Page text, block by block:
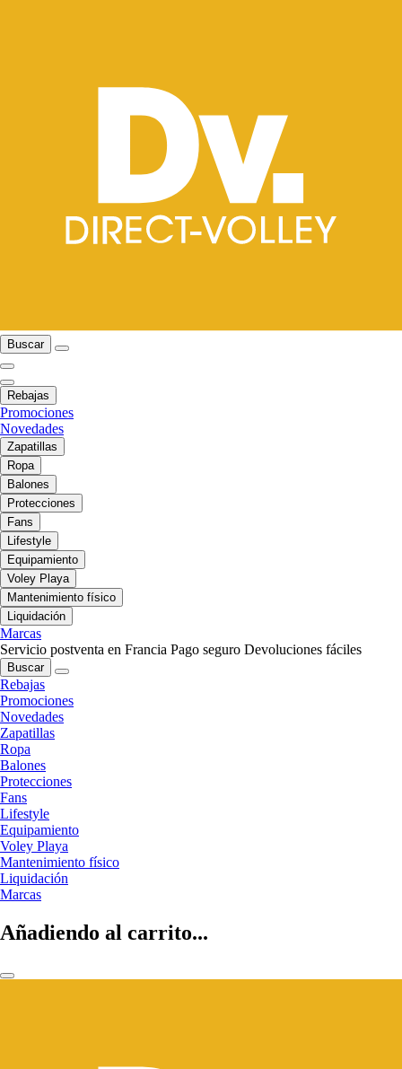
Buscar
Rebajas
Promociones
Novedades
Zapatillas
Ropa
Balones
Protecciones
Fans
Lifestyle
Equipamiento
Voley Playa
Mantenimiento físico
Liquidación
Marcas
Servicio postventa en Francia Pago seguro Devoluciones fáciles
Buscar
Rebajas
Promociones
Novedades
Zapatillas
Ropa
Balones
Protecciones
Fans
Lifestyle
Equipamiento
Voley Playa
Mantenimiento físico
Liquidación
Marcas
Añadiendo al carrito...